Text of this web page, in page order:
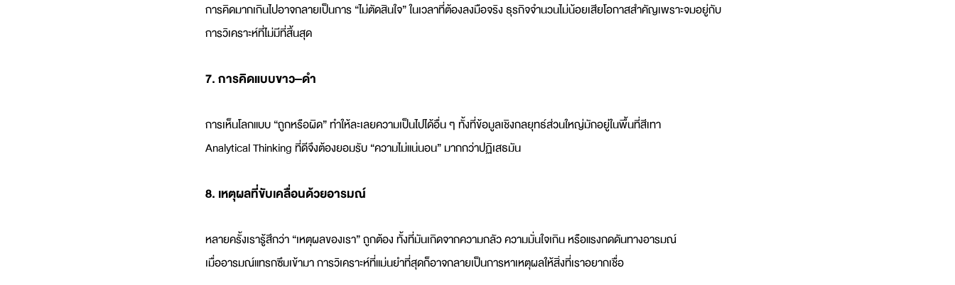
การคิดมากเกินไปอาจกลายเป็นการ “ไม่ตัดสินใจ” ในเวลาที่ต้องลงมือจริง ธุรกิจจำนวนไม่น้อยเสียโอกาสสำคัญเพราะจมอยู่กับ
การวิเคราะห์ที่ไม่มีที่สิ้นสุด
7. การคิดแบบขาว–ดำ
การเห็นโลกแบบ “ถูกหรือผิด” ทำให้ละเลยความเป็นไปได้อื่น ๆ ทั้งที่ข้อมูลเชิงกลยุทธ์ส่วนใหญ่มักอยู่ในพื้นที่สีเทา
Analytical Thinking ที่ดีจึงต้องยอมรับ “ความไม่แน่นอน” มากกว่าปฏิเสธมัน
8. เหตุผลที่ขับเคลื่อนด้วยอารมณ์
หลายครั้งเรารู้สึกว่า “เหตุผลของเรา” ถูกต้อง ทั้งที่มันเกิดจากความกลัว ความมั่นใจเกิน หรือแรงกดดันทางอารมณ์
เมื่ออารมณ์แทรกซึมเข้ามา การวิเคราะห์ที่แม่นยำที่สุดก็อาจกลายเป็นการหาเหตุผลให้สิ่งที่เราอยากเชื่อ